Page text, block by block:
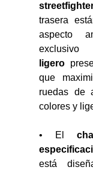
trasera
aspecto
exclusivo
ligero
que
ruedas de
colores y
• El
está